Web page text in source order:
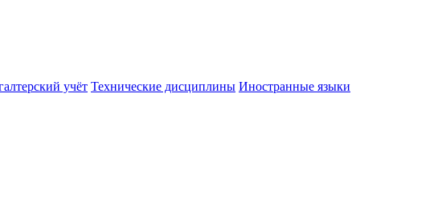
учёт Технические дисциплины Иностранные языки